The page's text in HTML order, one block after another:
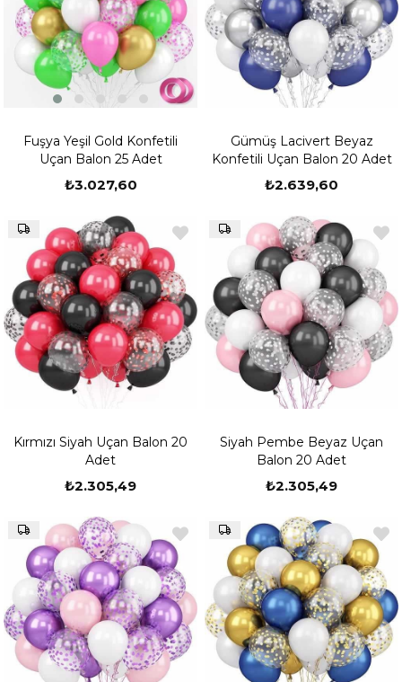
Fuşya Yeşil Gold Konfetili
Uçan Balon 25 Adet
₺3.027,60
Gümüş Lacivert Beyaz
Konfetili Uçan Balon 20 Adet
₺2.639,60
Kırmızı Siyah Uçan Balon 20
Adet
₺2.305,49
Siyah Pembe Beyaz Uçan
Balon 20 Adet
₺2.305,49